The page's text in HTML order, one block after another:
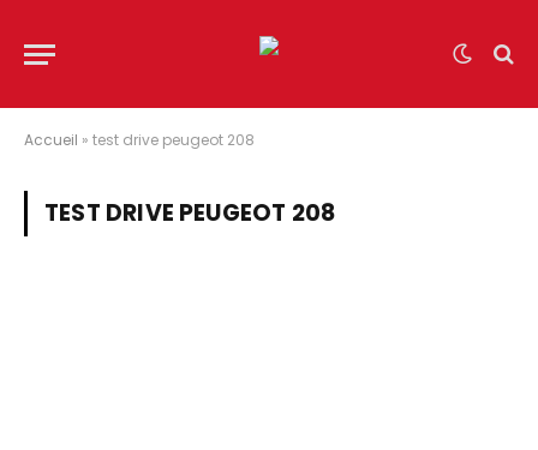
Accueil » test drive peugeot 208
TEST DRIVE PEUGEOT 208